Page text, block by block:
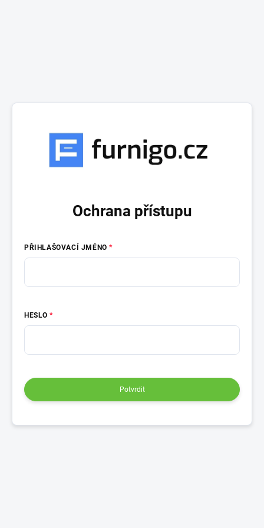
Ochrana přístupu
PŘIHLAŠOVACÍ JMÉNO
HESLO
Potvrdit